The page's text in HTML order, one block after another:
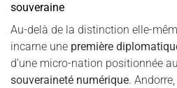
souveraine
Au-delà de la distinction elle-
incarne une première
d’une micro-nation positionnée
souveraineté numérique.